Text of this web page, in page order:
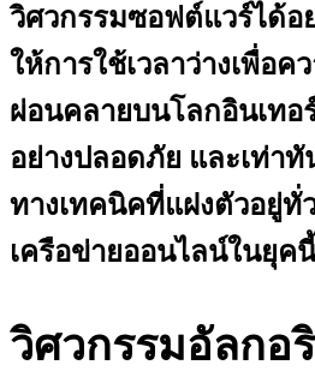
วิศวกรรมซอฟต์แวร์ได้อ
ให้การใช้เวลาว่างเพื่อ
ผ่อนคลายบนโลกอินเทอ
อย่างปลอดภัย และเท่าทั
ทางเทคนิคที่แฝงตัวอยู่ทั่
เครือข่ายออนไลน์ในยุคนี้
วิศวกรรมอัลกอ